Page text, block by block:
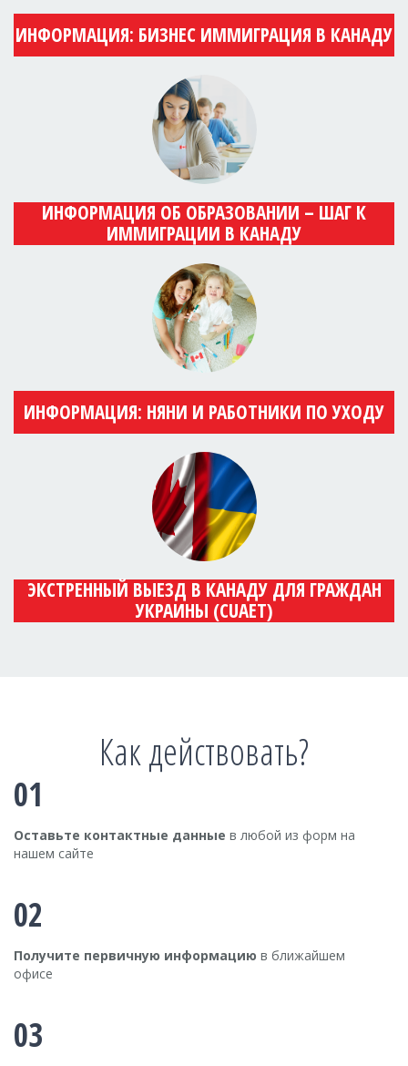
ИНФОРМАЦИЯ: БИЗНЕС ИММИГРАЦИЯ В КАНАДУ
ИНФОРМАЦИЯ ОБ ОБРАЗОВАНИИ – ШАГ К
ИММИГРАЦИИ В КАНАДУ
ИНФОРМАЦИЯ: НЯНИ И РАБОТНИКИ ПО УХОДУ
ЭКСТРЕННЫЙ ВЫЕЗД В КАНАДУ ДЛЯ ГРАЖДАН
УКРАИНЫ (CUAET)
Как действовать?
01
Оставьте контактные данные в любой из форм на
нашем сайте
02
Получите первичную информацию в ближайшем
офисе
03